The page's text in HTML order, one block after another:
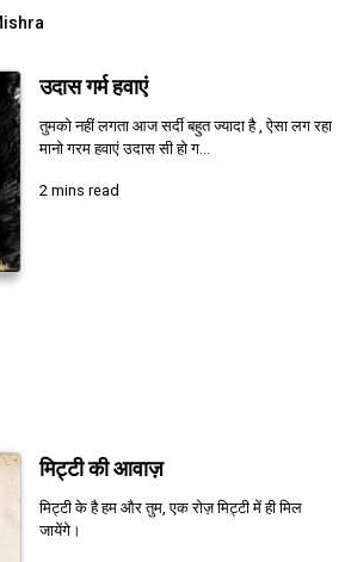
उदास गर्म हवाएं
तुमको नहीं लगता आज सर्दी बहुत ज्यादा है , ऐसा लग रहा
मानो गरम हवाएं उदास सी हो ग...
2 mins read
मिट्टी की आवाज़
मिट्टी के है हम और तुम, एक रोज़ मिट्टी में ही मिल
जायेंगे।